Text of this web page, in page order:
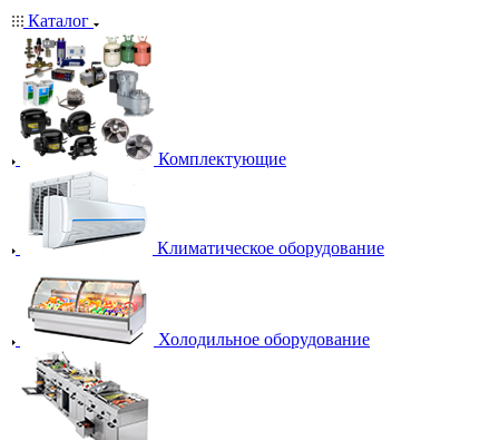
Каталог
Комплектующие
Климатическое оборудование
Холодильное оборудование